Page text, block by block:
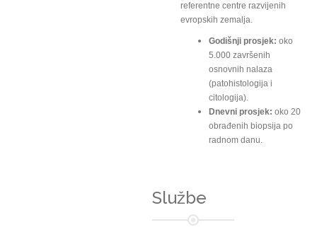
referentne centre razvijenih
evropskih zemalja.
Godišnji prosjek: oko
5.000 završenih
osnovnih nalaza
(patohistologija i
citologija).
Dnevni prosjek: oko 20
obrađenih biopsija po
radnom danu.
Službe